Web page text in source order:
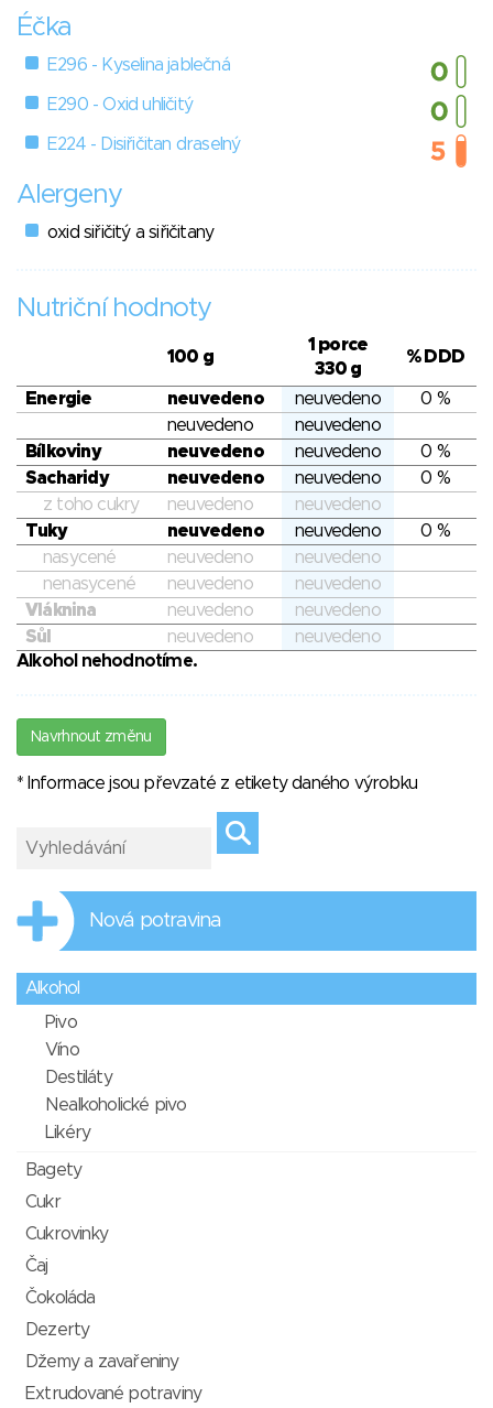
Éčka
E296 - Kyselina jablečná
E290 - Oxid uhličitý
E224 - Disiřičitan draselný
Alergeny
oxid siřičitý a siřičitany
Nutriční hodnoty
100 g
1 porce
330 g
% DDD
Energie neuvedeno neuvedeno
0 %
neuvedeno
neuvedeno
Bílkoviny
neuvedeno neuvedeno
0 %
Sacharidy
neuvedeno neuvedeno
0 %
z toho cukry
neuvedeno
neuvedeno
Tuky
neuvedeno neuvedeno
0 %
nasycené
neuvedeno
neuvedeno
nenasycené
neuvedeno
neuvedeno
Vláknina
neuvedeno
neuvedeno
Sůl
neuvedeno
neuvedeno
Alkohol nehodnotíme.
Navrhnout změnu
* Informace jsou převzaté z etikety daného výrobku
Nová potravina
Alkohol
Pivo
Víno
Destiláty
Nealkoholické pivo
Likéry
Bagety
Cukr
Cukrovinky
Čaj
Čokoláda
Dezerty
Džemy a zavařeniny
Extrudované potraviny